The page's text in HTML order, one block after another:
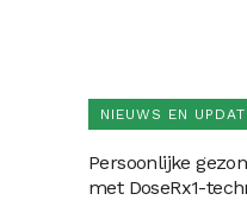
NIEUWS EN
Persoonlijke
met DoseRx1-